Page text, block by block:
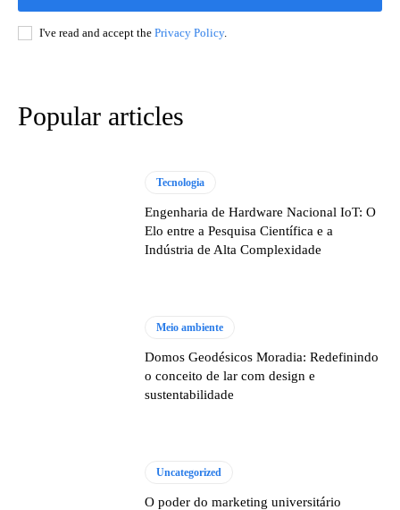
I've read and accept the Privacy Policy.
Popular articles
Tecnologia
Engenharia de Hardware Nacional IoT: O
Elo entre a Pesquisa Científica e a
Indústria de Alta Complexidade
Meio ambiente
Domos Geodésicos Moradia: Redefinindo
o conceito de lar com design e
sustentabilidade
Uncategorized
O poder do marketing universitário